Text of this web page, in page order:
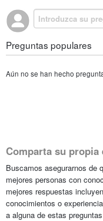
Preguntas populares
Aún no se han hecho
Comparta su
Buscamos asegurarnos de
mejores personas con
mejores respuestas
conocimientos o
a alguna de estas